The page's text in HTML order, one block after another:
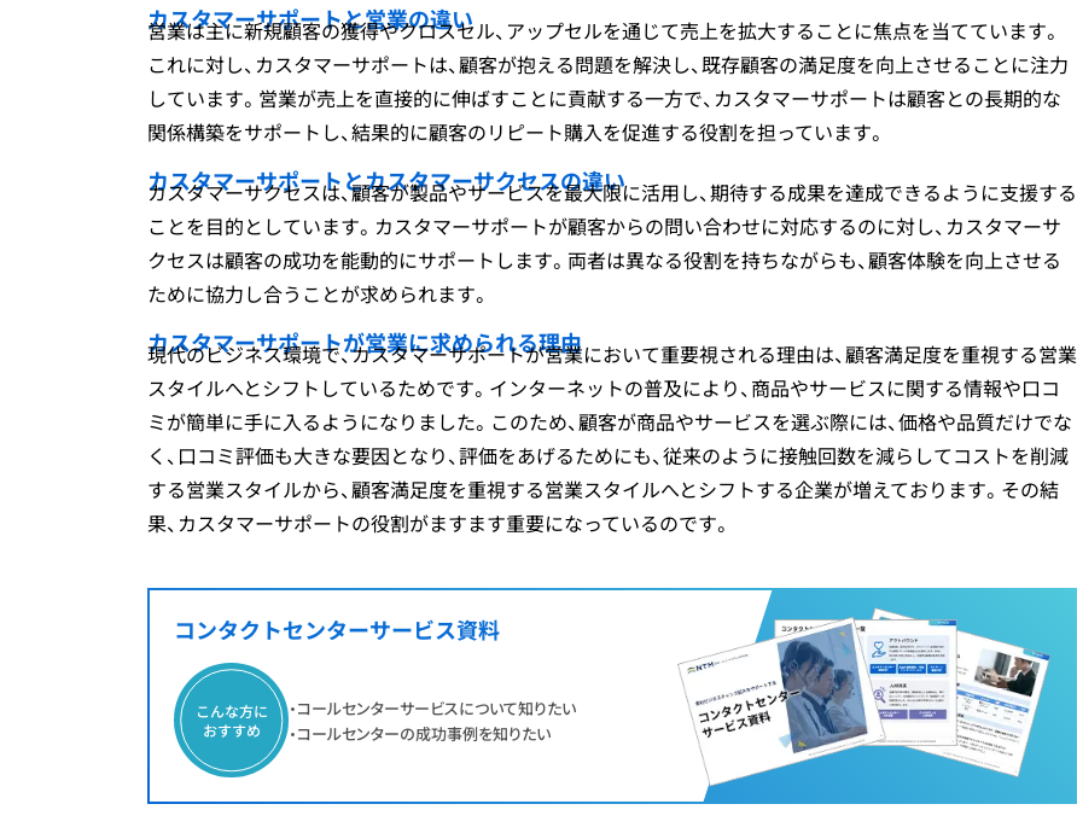
カスタマーサポートと営業の違い
営業は主に新規顧客の獲得やクロスセル、アップセルを通じて売上を拡大することに焦点を当てています。
これに対し、カスタマーサポートは、顧客が抱える問題を解決し、既存顧客の満足度を向上させることに注力
しています。営業が売上を直接的に伸ばすことに貢献する一方で、カスタマーサポートは顧客との長期的な
関係構築をサポートし、結果的に顧客のリピート購入を促進する役割を担っています。
カスタマーサポートとカスタマーサクセスの違い
カスタマーサクセスは、顧客が製品やサービスを最大限に活用し、期待する成果を達成できるように支援する
ことを目的としています。カスタマーサポートが顧客からの問い合わせに対応するのに対し、カスタマーサ
クセスは顧客の成功を能動的にサポートします。両者は異なる役割を持ちながらも、顧客体験を向上させる
ために協力し合うことが求められます。
カスタマーサポートが営業に求められる理由
現代のビジネス環境で、カスタマーサポートが営業において重要視される理由は、顧客満足度を重視する営業
スタイルへとシフトしているためです。インターネットの普及により、商品やサービスに関する情報や口コ
ミが簡単に手に入るようになりました。このため、顧客が商品やサービスを選ぶ際には、価格や品質だけでな
く、口コミ評価も大きな要因となり、評価をあげるためにも、従来のように接触回数を減らしてコストを削減
する営業スタイルから、顧客満足度を重視する営業スタイルへとシフトする企業が増えております。その結
果、カスタマーサポートの役割がますます重要になっているのです。
コンタクトセンターサービス資料
こんな方に
おすすめ
・コールセンターサービスについて知りたい
・コールセンターの成功事例を知りたい